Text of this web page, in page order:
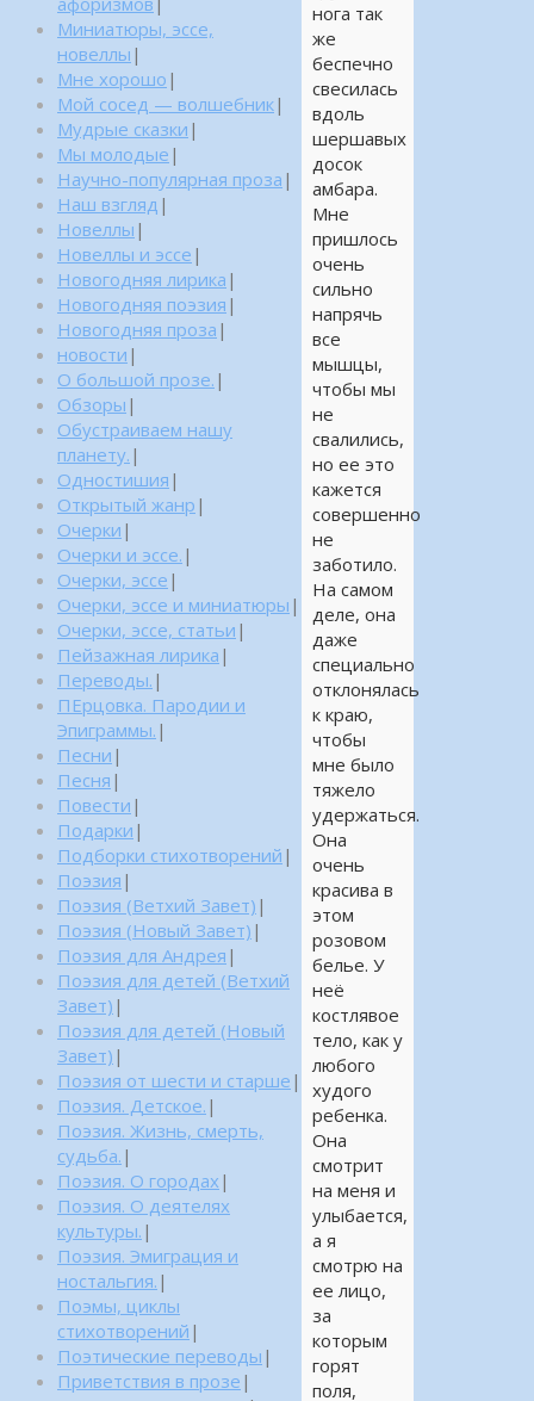
нога так
же
беспечно
свесилась
вдоль
шершавых
досок
амбара.
Мне
пришлось
очень
сильно
напрячь
все
мышцы,
чтобы мы
не
свалились,
но ее это
кажется
совершенно
не
заботило.
На самом
деле, она
даже
специально
отклонялась
к краю,
чтобы
мне было
тяжело
удержаться.
Она
очень
красива в
этом
розовом
белье. У
неё
костлявое
тело, как у
любого
худого
ребенка.
Она
смотрит
на меня и
улыбается,
а я
смотрю на
ее лицо,
за
которым
горят
поля,
Миниатюры, эссе,
новеллы |
Мне хорошо |
Мой сосед — волшебник|
Мудрые сказки |
Мы молодые |
Научно-популярная проза |
Наш взгляд |
Новеллы |
Новеллы и эссе |
Новогодняя лирика |
Новогодняя поэзия |
Новогодняя проза |
новости |
О большой прозе. |
Обзоры |
Обустраиваем нашу
планету. |
Одностишия |
Открытый жанр |
Очерки |
Очерки и эссе. |
Очерки, эссе |
Очерки, эссе и миниатюры |
Очерки, эссе, статьи |
Пейзажная лирика |
Переводы. |
ПЕрцовка. Пародии и
Эпиграммы. |
Песни |
Песня |
Повести |
Подарки |
Подборки стихотворений |
Поэзия |
Поэзия (Ветхий Завет) |
Поэзия (Новый Завет) |
Поэзия для Андрея |
Поэзия для детей (Ветхий
Завет) |
Поэзия для детей (Новый
Завет) |
Поэзия от шести и старше |
Поэзия. Детское. |
Поэзия. Жизнь, смерть,
судьба. |
Поэзия. О городах |
Поэзия. О деятелях
культуры. |
Поэзия. Эмиграция и
ностальгия. |
Поэмы, циклы
стихотворений |
Поэтические переводы |
Приветствия в прозе |